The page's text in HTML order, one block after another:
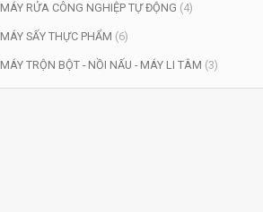
MÁY RỬA CÔNG NGHIỆP TỰ ĐỘNG (4)
MÁY SẤY THỰC PHẨM (6)
MÁY TRỘN BỘT - NỒI NẤU - MÁY LI TÂM (3)